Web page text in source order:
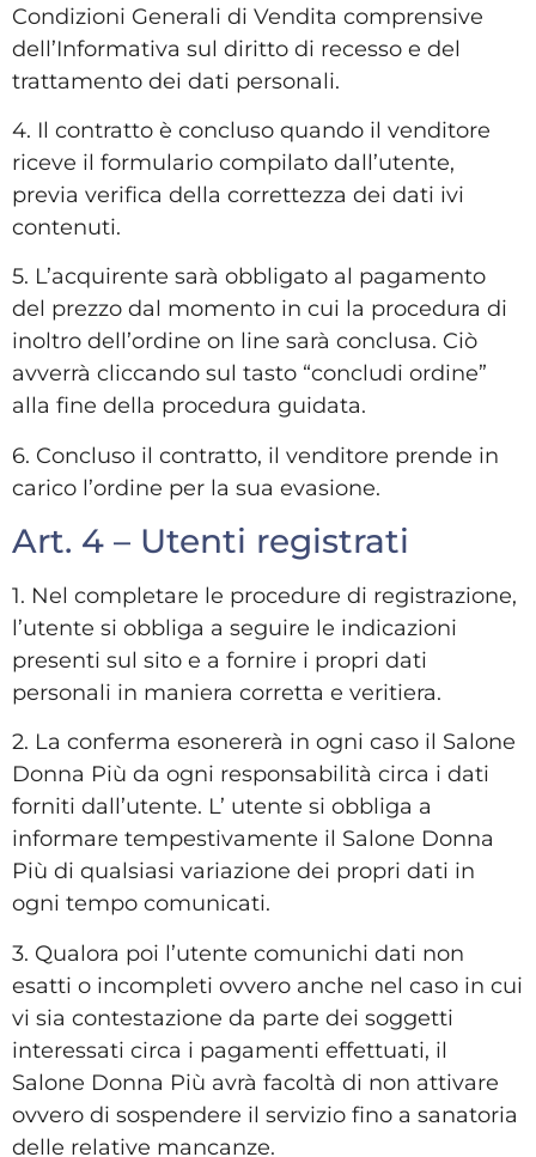
Condizioni Generali di Vendita comprensive
dell’Informativa sul diritto di recesso e del
trattamento dei dati personali.
4. Il contratto è concluso quando il venditore
riceve il formulario compilato dall’utente,
previa verifica della correttezza dei dati ivi
contenuti.
5. L’acquirente sarà obbligato al pagamento
del prezzo dal momento in cui la procedura di
inoltro dell’ordine on line sarà conclusa. Ciò
avverrà cliccando sul tasto “concludi ordine”
alla fine della procedura guidata.
6. Concluso il contratto, il venditore prende in
carico l’ordine per la sua evasione.
Art. 4 – Utenti registrati
1. Nel completare le procedure di registrazione,
l’utente si obbliga a seguire le indicazioni
presenti sul sito e a fornire i propri dati
personali in maniera corretta e veritiera.
2. La conferma esonererà in ogni caso il Salone
Donna Più da ogni responsabilità circa i dati
forniti dall’utente. L’ utente si obbliga a
informare tempestivamente il Salone Donna
Più di qualsiasi variazione dei propri dati in
ogni tempo comunicati.
3. Qualora poi l’utente comunichi dati non
esatti o incompleti ovvero anche nel caso in cui
vi sia contestazione da parte dei soggetti
interessati circa i pagamenti effettuati, il
Salone Donna Più avrà facoltà di non attivare
ovvero di sospendere il servizio fino a sanatoria
delle relative mancanze.